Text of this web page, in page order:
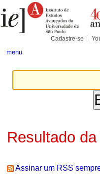
para
conteúdo.
Pessoais
Cadastre-se
menu
Resultado
Assinar um RSS